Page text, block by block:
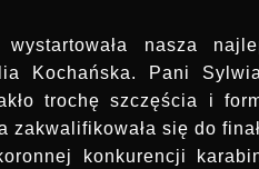
nasza
Kochańska. Pani
trochę szczęścia i
się do
konkurencji